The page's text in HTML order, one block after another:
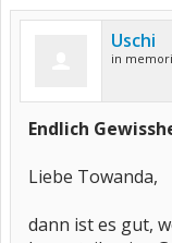
Uschi
in
Endlich
Liebe Towanda,
dann ist es gut,